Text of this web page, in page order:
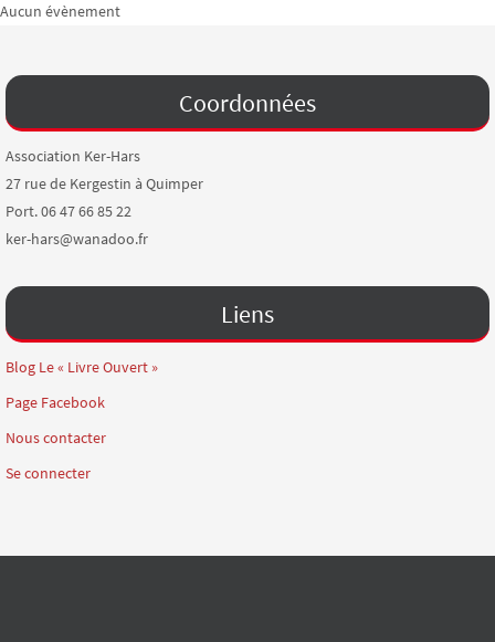
Aucun évènement
Coordonnées
Association Ker-Hars
27 rue de Kergestin à Quimper
Port. 06 47 66 85 22
ker-hars@wanadoo.fr
Liens
Blog Le « Livre Ouvert »
Page Facebook
Nous contacter
Se connecter